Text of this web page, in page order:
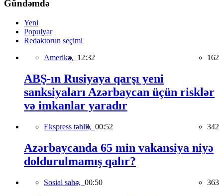
Gündəmdə
Yeni
Populyar
Redaktorun seçimi
Amerika, 12:32 162
ABŞ-ın Rusiyaya qarşı yeni
sanksiyaları Azərbaycan üçün risklər
və imkanlar yaradır
Ekspress təhlil, 00:52 342
Azərbaycanda 65 min vakansiya niyə
doldurulmamış qalır?
Sosial sahə, 00:50 363